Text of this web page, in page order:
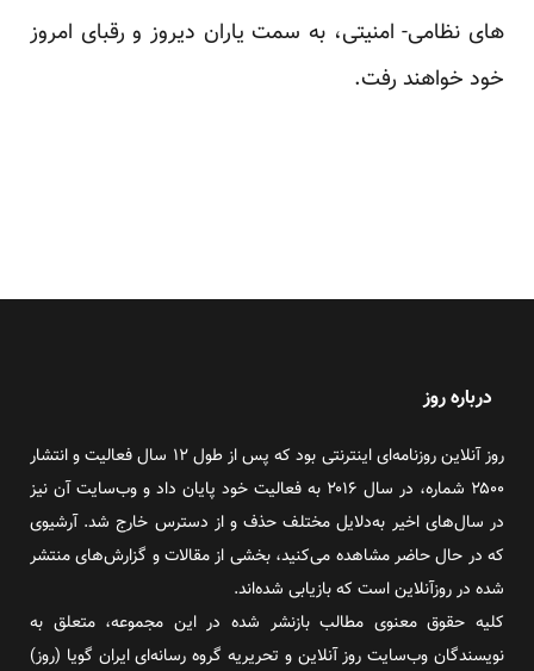
های نظامی- امنیتی، به سمت یاران دیروز و رقبای امروز
خود خواهند رفت.‏
درباره روز
روز آنلاین روزنامه‌ای اینترنتی بود که پس از طول ۱۲ سال فعالیت و انتشار
۲۵۰۰ شماره، در سال ۲۰۱۶ به فعالیت خود پایان داد و وب‌سایت آن نیز
در سال‌های اخیر به‌دلایل مختلف حذف و از دسترس خارج شد. آرشیوی
که در حال حاضر مشاهده می‌کنید، بخشی از مقالات و گزارش‌های منتشر
شده در روزآنلاین است که بازیابی شده‌اند.
کلیه حقوق معنوی مطالب بازنشر شده در این مجموعه، متعلق به
نویسندگان وب‌سایت روز آنلاین و تحریریه گروه رسانه‌ای ایران گویا (روز)